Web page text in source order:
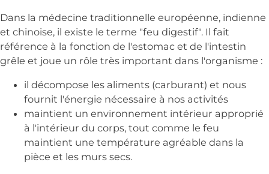
Dans la médecine traditionnelle européenne, indienne
et chinoise, il existe le terme "feu digestif". Il fait
référence à la fonction de l'estomac et de l'intestin
grêle et joue un rôle très important dans l'organisme :
il décompose les aliments (carburant) et nous
fournit l'énergie nécessaire à nos activités
maintient un environnement intérieur approprié
à l'intérieur du corps, tout comme le feu
maintient une température agréable dans la
pièce et les murs secs.